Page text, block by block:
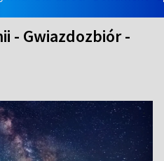
- Gwiazdozbiór -